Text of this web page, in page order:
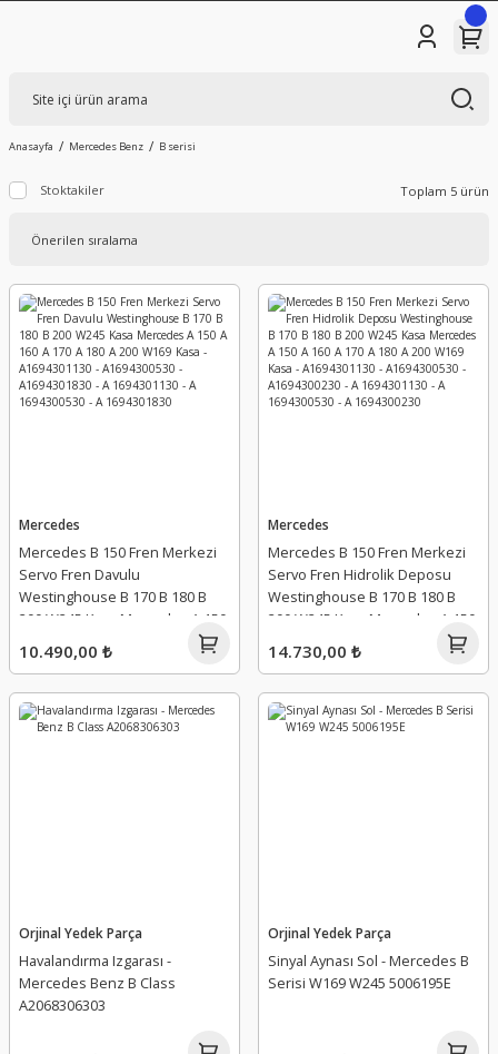
Anasayfa Mercedes Benz B serisi
Stoktakiler Toplam 5 ürün
Mercedes
Mercedes B 150 Fren Merkezi
Servo Fren Davulu
Westinghouse B 170 B 180 B
200 W245 Kasa Mercedes A 150
A 160 A 170 A 180 A 200 W169
Kasa - A1694301130 -
1694301130 - A 1694300530 - A
1694301830
10.490,00 ₺
Mercedes
Mercedes B 150 Fren Merkezi
Servo Fren Hidrolik Deposu
Westinghouse B 170 B 180 B
200 W245 Kasa Mercedes A 150
A 160 A 170 A 180 A 200 W169
Kasa - A1694301130 -
1694301130 - A 1694300530 - A
1694300230
14.730,00 ₺
Orjinal Yedek Parça
Havalandırma Izgarası -
Mercedes Benz B Class
A2068306303
Orjinal Yedek Parça
Sinyal Aynası Sol - Mercedes B
Serisi W169 W245 5006195E